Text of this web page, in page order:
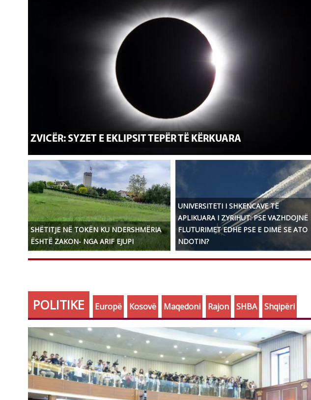
ZVICËR: SYZET E EKLIPSIT TEPËR TË KËRKUARA
SHËTITJE NË TOKËN KU NDERSHMËRIA
ËSHTË ZAKON- NGA ARIF EJUPI
UNIVERSITETI I SHKENCAVE TË
APLIKUARA I ZYRIHUT: PSE VAZHDOJNË
FLUTURIMET EDHE PSE E DIMË SE ATO
NDOTIN?
POLITIKE Europë Kosovë Maqedoni Rajon SHBA Shqipëri